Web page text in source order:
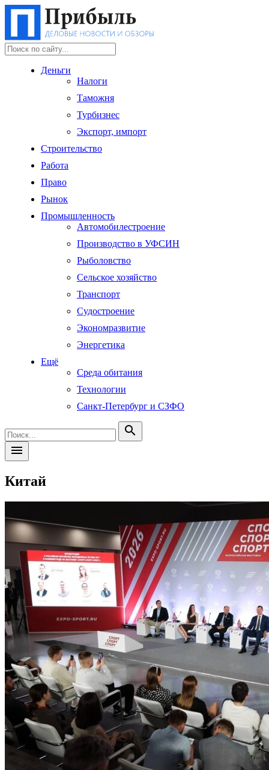
Деньги
Налоги
Таможня
Турбизнес
Экспорт, импорт
Строительство
Работа
Право
Рынок
Промышленность
Автомобилестроение
Производство в УФСИН
Рыболовство
Сельское хозяйство
Транспорт
Судостроение
Экономразвитие
Энергетика
Ещё
Среда обитания
Технологии
Санкт-Петербург и СЗФО
search
menu
Китай